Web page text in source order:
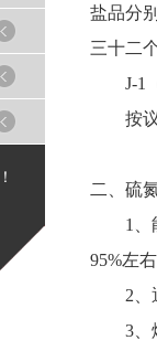
盐品分
三十二
J-1（
按议
二、硫
1、能
95%左
2、通
3、熔